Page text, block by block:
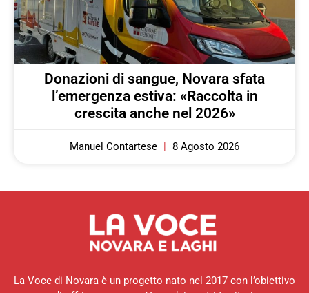
Donazioni di sangue, Novara sfata
l’emergenza estiva: «Raccolta in
crescita anche nel 2026»
Manuel Contartese 8 Agosto 2026
La Voce di Novara è un progetto nato nel 2017 con l’obiettivo